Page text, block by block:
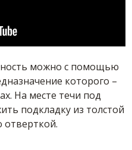
можно с помощью
которого –
На месте течи под
подкладку из толстой
отверткой.